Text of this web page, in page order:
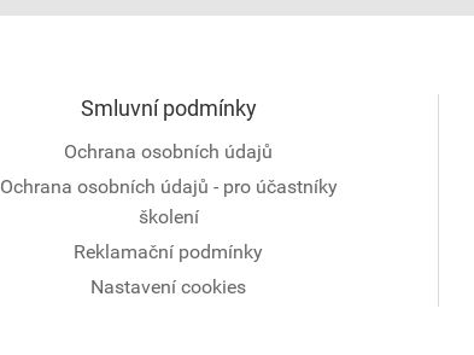
Smluvní podmínky
Ochrana osobních údajů
Ochrana osobních údajů - pro účastníky
školení
Reklamační podmínky
Nastavení cookies